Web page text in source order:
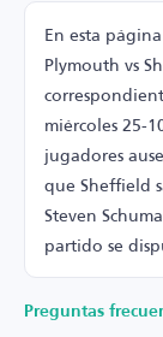
En esta
Plymouth vs
miércoles 25-
jugadores
que Sheffield
Steven
partido se
Preguntas